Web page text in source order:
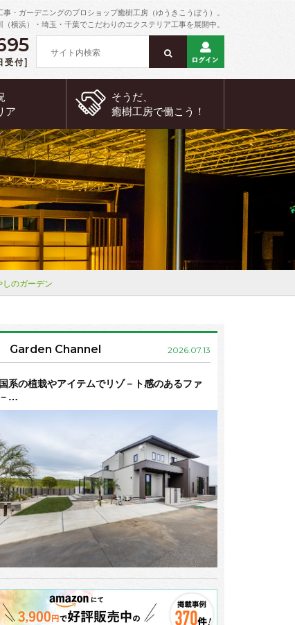
・ガーデニングのプロショップ癒樹工房（ゆうきこうぼう）。
（横浜）・埼玉・千葉でこだわりのエクステリア工事を展開中。
付]
ア
そうだ、
癒樹工房で働こう！
のガーデン
Garden Channel 2026.07.13
系の植栽やアイテムでリゾ－ト感のあるファ
…